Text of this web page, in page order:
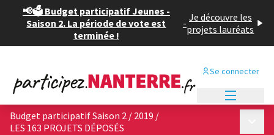
📢🗳️ Budget participatif Jeunes -
Saison 2. La période de vote est
terminée !
- Je découvre les
projets lauréats
Se connecter
Budget participatif Saison 2 / 2019 /
LES 163 PROJETS DÉPOSÉS